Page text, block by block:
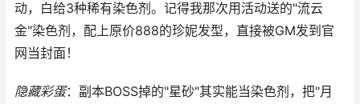
动，白给3种稀有染色剂。记得我那次用活动送的"流云
金"染色剂，配上原价888的珍妮发型，直接被GM发到官
网当封面！
隐藏彩蛋：副本BOSS掉的"星砂"其实能当染色剂，把"月